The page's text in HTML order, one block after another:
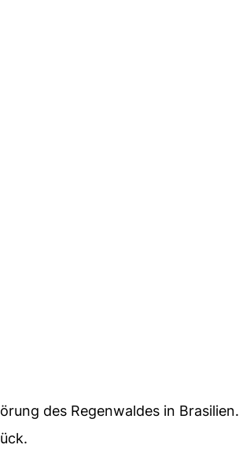
des Regenwaldes in Brasilien.